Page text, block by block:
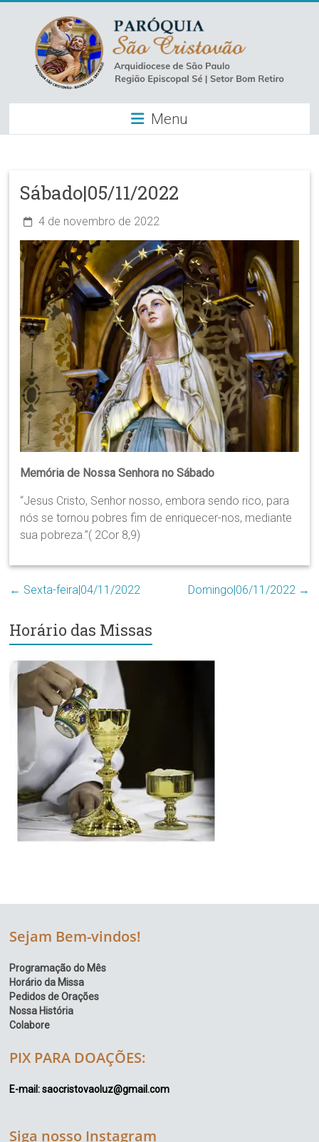
content
Paróquia
São
–
Luz
Arquidiocese
de
São
Paulo
Região
Episcopal
Sé
Setor
Bom
Retiro
Menu
Sábado|05/11/2022
4 de novembro de 2022
Memória de Nossa Senhora no Sábado
“Jesus Cristo, Senhor nosso, embora sendo rico, para
nós se tornou pobres fim de enriquecer-nos, mediante
sua pobreza.”( 2Cor 8,9)
← Sexta-feira|04/11/2022 Domingo|06/11/2022 →
Horário das Missas
Sejam Bem-vindos!
Programação do Mês
Horário da Missa
Pedidos de Orações
Nossa História
Colabore
PIX PARA DOAÇÕES:
E-mail: saocristovaoluz@gmail.com
Siga nosso Instagram